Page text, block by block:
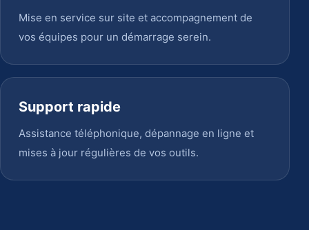
Mise en service sur site et accompagnement de
vos équipes pour un démarrage serein.
Support rapide
Assistance téléphonique, dépannage en ligne et
mises à jour régulières de vos outils.